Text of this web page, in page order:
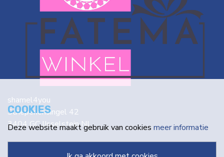
shamel4you
Schepenensingel 42
3404 GC IJsselstein NL
COOKIES
Deze website maakt gebruik van cookies meer informatie